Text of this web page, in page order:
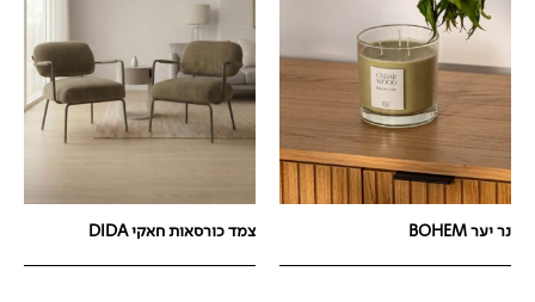
נר יער BOHEM צמד כורסאות חאקי DIDA